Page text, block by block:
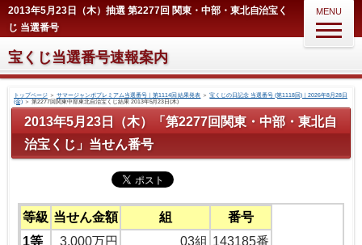
2013年5月23日（木）抽選 第2277回 関東・中部・東北自治宝く
じ 当選番号
宝くじ当選番号速報案内
MENU
トップページ＞ サマージャンボプレミアム当選番号｜第1114回 結果発表 ＞宝くじの日記念 当選番号 (第1118回)｜2026年8月28日
(金)＞ 第2277回関東中部東北自治宝くじ結果 2013年5月23日(木)
2013年5月23日（木）「第2277回関東・中部・東北自
治宝くじ」当せん番号
等級 当せん金額 組
番号
1等
3,000万円 03組 143185番